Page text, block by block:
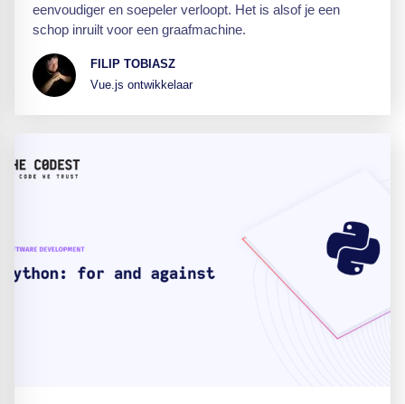
eenvoudiger en soepeler verloopt. Het is alsof je een
schop inruilt voor een graafmachine.
FILIP TOBIASZ
Vue.js ontwikkelaar